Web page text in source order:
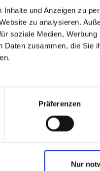
und Anzeigen zu
zu analysieren.
soziale Medien,
Daten zusammen, die Sie
Präferenzen
Nur